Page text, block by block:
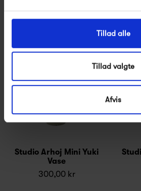
Tillad alle
Tillad valgte
Afvis
Studio Arhoj Mini Yuki
Vase
300,00 kr